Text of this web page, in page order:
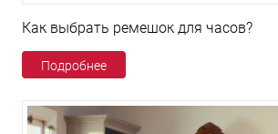
Как выбрать ремешок для часов?
Подробнее